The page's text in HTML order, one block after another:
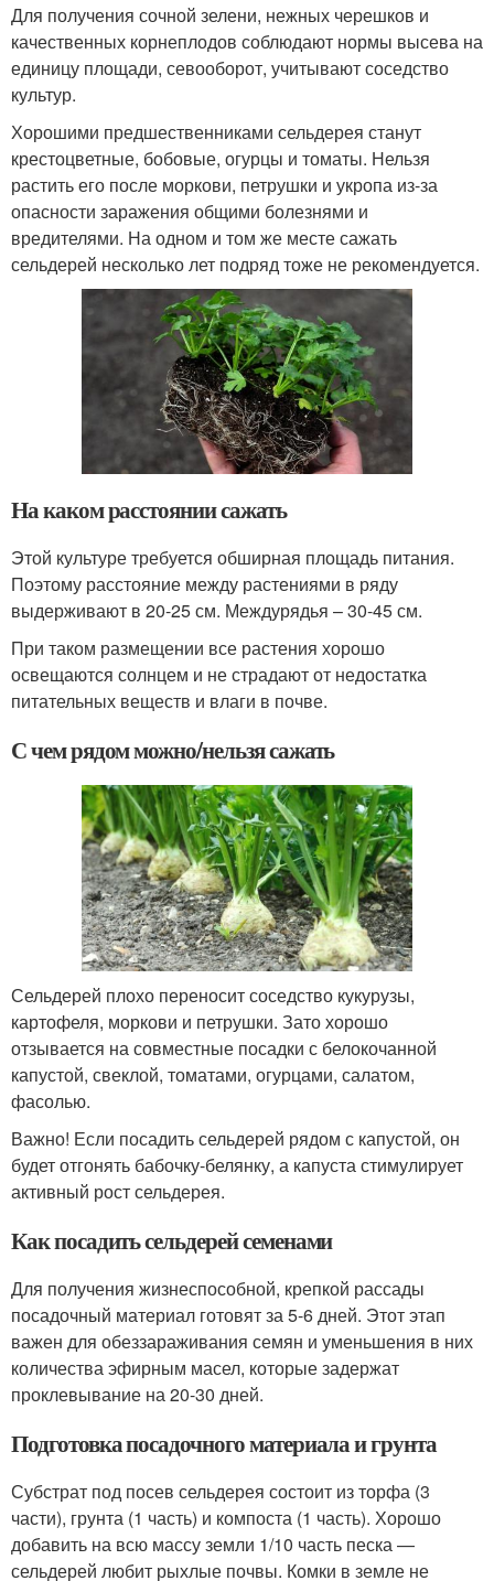
Для получения сочной зелени, нежных черешков и
качественных корнеплодов соблюдают нормы высева на
единицу площади, севооборот, учитывают соседство
культур.
Хорошими предшественниками сельдерея станут
крестоцветные, бобовые, огурцы и томаты. Нельзя
растить его после моркови, петрушки и укропа из-за
опасности заражения общими болезнями и
вредителями. На одном и том же месте сажать
сельдерей несколько лет подряд тоже не рекомендуется.
На каком расстоянии сажать
Этой культуре требуется обширная площадь питания.
Поэтому расстояние между растениями в ряду
выдерживают в 20-25 см. Междурядья – 30-45 см.
При таком размещении все растения хорошо
освещаются солнцем и не страдают от недостатка
питательных веществ и влаги в почве.
С чем рядом можно/нельзя сажать
Сельдерей плохо переносит соседство кукурузы,
картофеля, моркови и петрушки. Зато хорошо
отзывается на совместные посадки с белокочанной
капустой, свеклой, томатами, огурцами, салатом,
фасолью.
Важно! Если посадить сельдерей рядом с капустой, он
будет отгонять бабочку-белянку, а капуста стимулирует
активный рост сельдерея.
Как посадить сельдерей семенами
Для получения жизнеспособной, крепкой рассады
посадочный материал готовят за 5-6 дней. Этот этап
важен для обеззараживания семян и уменьшения в них
количества эфирным масел, которые задержат
проклевывание на 20-30 дней.
Подготовка посадочного материала и грунта
Субстрат под посев сельдерея состоит из торфа (3
части), грунта (1 часть) и компоста (1 часть). Хорошо
добавить на всю массу земли 1/10 часть песка —
сельдерей любит рыхлые почвы. Комки в земле не